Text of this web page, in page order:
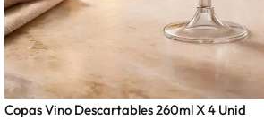
Copas Vino Descartables 260ml X 4 Unid